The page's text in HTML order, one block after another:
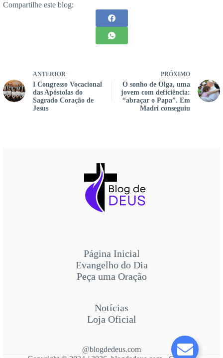
Compartilhe este blog:
ANTERIOR
I Congresso Vocacional
das Apóstolas do
Sagrado Coração de
Jesus
PRÓXIMO
O sonho de Olga, uma
jovem com deficiência:
“abraçar o Papa”. Em
Madri conseguiu
Página Inicial
Evangelho do Dia
Peça uma Oração
Notícias
Loja Oficial
@blogdedeus.com